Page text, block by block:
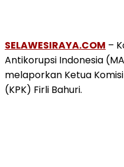
SELAWESIRAYA.COM –
Antikorupsi Indonesia
melaporkan Ketua
(KPK) Firli Bahuri.